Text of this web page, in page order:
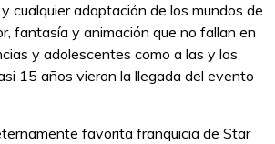
cualquier adaptación de los mundos de
fantasía y animación que no fallan en
y adolescentes como a las y los
15 años vieron la llegada del evento
favorita franquicia de Star